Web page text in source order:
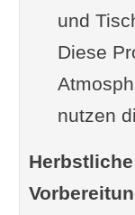
Tipp
und
Diese
nutzen